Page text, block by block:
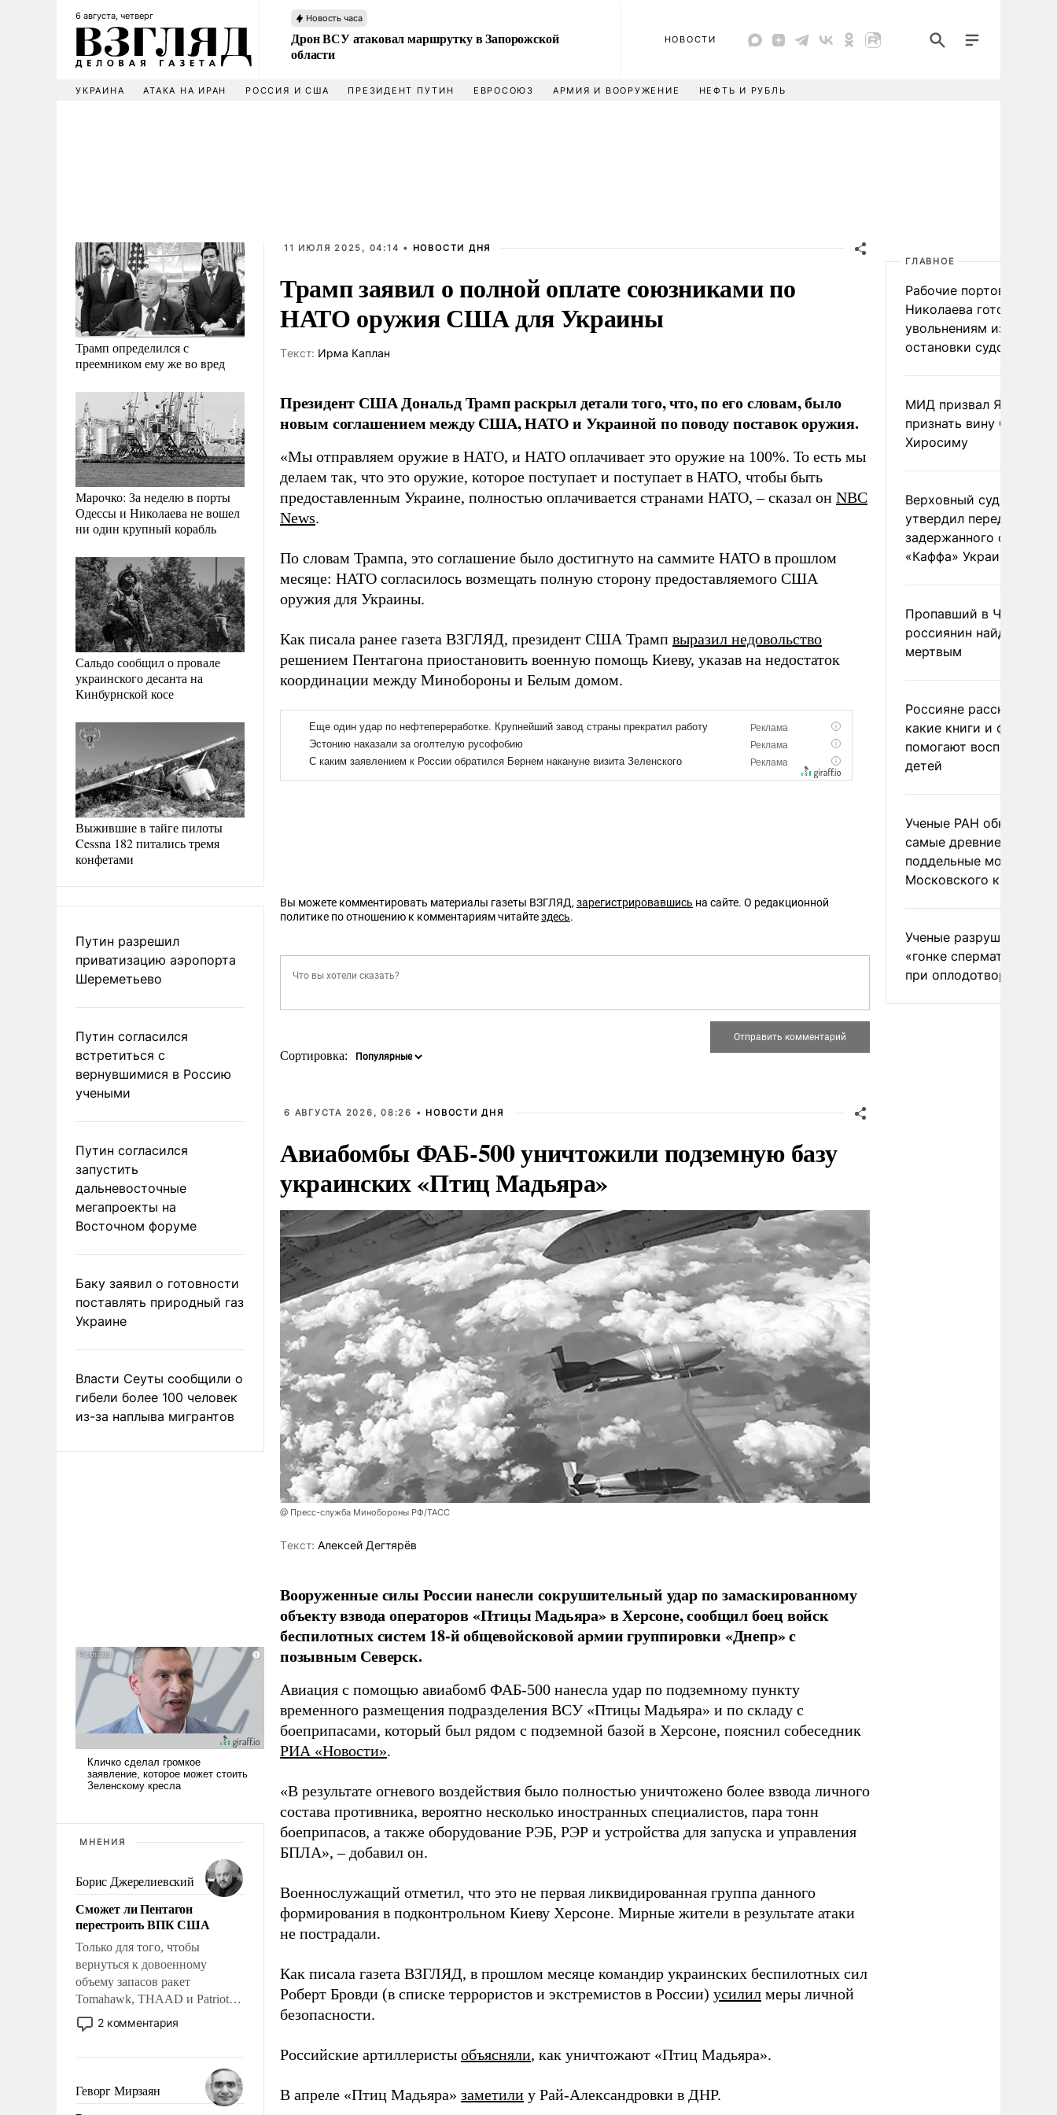
6 августа, четверг Новость часа
Дрон ВСУ атаковал маршрутку в Запорожской
области
НОВОСТИ
УКРАИНА АТАКА НА ИРАН РОССИЯ И США ПРЕЗИДЕНТ ПУТИН ЕВРОСОЮЗ АРМИЯ И ВООРУЖЕНИЕ НЕФТЬ И РУБЛЬ
Трамп определился с
преемником ему же во вред
Марочко: За неделю в порты
Одессы и Николаева не вошел
ни один крупный корабль
Сальдо сообщил о провале
украинского десанта на
Кинбурнской косе
Выжившие в тайге пилоты
Cessna 182 питались тремя
конфетами
Путин разрешил
приватизацию аэропорта
Шереметьево
Путин согласился
встретиться с
вернувшимися в Россию
учеными
Путин согласился
запустить
дальневосточные
мегапроекты на
Восточном форуме
Баку заявил о готовности
поставлять природный газ
Украине
Власти Сеуты сообщили о
гибели более 100 человек
из-за наплыва мигрантов
МНЕНИЯ
Борис Джерелиевский
Сможет ли Пентагон
перестроить ВПК США
Только для того, чтобы
вернуться к довоенному
объему запасов ракет
Tomahawk, THAAD и Patriot
США потребуется более трех
лет. Даже небольшая война с
Сложившаяся ситуация
означает многолетний период
2 комментария
Геворг Мирзаян
11 ИЮЛЯ 2025, 04:14 • НОВОСТИ ДНЯ
Трамп заявил о полной оплате союзниками по
НАТО оружия США для Украины
Tекст: Ирма Каплан
Президент США Дональд Трамп раскрыл детали того, что, по его словам, было
новым соглашением между США, НАТО и Украиной по поводу поставок оружия.
«Мы отправляем оружие в НАТО, и НАТО оплачивает это оружие на 100%. То есть мы
делаем так, что это оружие, которое поступает и поступает в НАТО, чтобы быть
предоставленным Украине, полностью оплачивается странами НАТО, – сказал он NBC
News.
По словам Трампа, это соглашение было достигнуто на саммите НАТО в прошлом
месяце: НАТО согласилось возмещать полную сторону предоставляемого США
оружия для Украины.
Как писала ранее газета ВЗГЛЯД, президент США Трамп выразил недовольство
решением Пентагона приостановить военную помощь Киеву, указав на недостаток
координации между Минобороны и Белым домом.
Вы можете комментировать материалы газеты ВЗГЛЯД, зарегистрировавшись на сайте. О редакционной
политике по отношению к комментариям читайтездесь.
Сортировка:
6 АВГУСТА 2026, 08:26 • НОВОСТИ ДНЯ
Авиабомбы ФАБ-500 уничтожили подземную базу
украинских «Птиц Мадьяра»
@ Пресс-служба Минобороны РФ/ТАСС
Tекст: Алексей Дегтярёв
Вооруженные силы России нанесли сокрушительный удар по замаскированному
объекту взвода операторов «Птицы Мадьяра» в Херсоне, сообщил боец войск
беспилотных систем 18-й общевойсковой армии группировки «Днепр» с
позывным Северск.
Авиация с помощью авиабомб ФАБ-500 нанесла удар по подземному пункту
временного размещения подразделения ВСУ «Птицы Мадьяра» и по складу с
боеприпасами, который был рядом с подземной базой в Херсоне, пояснил собеседник
РИА «Новости».
«В результате огневого воздействия было полностью уничтожено более взвода личного
состава противника, вероятно несколько иностранных специалистов, пара тонн
боеприпасов, а также оборудование РЭБ, РЭР и устройства для запуска и управления
БПЛА», – добавил он.
Военнослужащий отметил, что это не первая ликвидированная группа данного
формирования в подконтрольном Киеву Херсоне. Мирные жители в результате атаки
не пострадали.
Как писала газета ВЗГЛЯД, в прошлом месяце командир украинских беспилотных сил
Роберт Бровди (в списке террористов и экстремистов в России) усилил меры личной
безопасности.
Российские артиллеристы объясняли, как уничтожают «Птиц Мадьяра».
В апреле «Птиц Мадьяра» заметили у Рай-Александровки в ДНР.
ГЛАВНОЕ
Рабочие портов
Николаева готовятся к
увольнениям из-за
остановки судоходства
МИД призвал Японию
признать вину США за
Хиросиму
Верховный суд Швеции
утвердил передачу
задержанного
«Каффа» Украине
Пропавший в
россиянин найден
мертвым
Россияне рассказали,
какие книги и фильмы
помогают воспитывать
детей
Ученые РАН
самые древние
поддельные монеты
Московского
Ученые разрушили миф
«гонке
при оплодотворении